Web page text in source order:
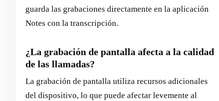
guarda las grabaciones directamente en la aplicación
Notes con la transcripción.
¿La grabación de pantalla afecta a la calidad
de las llamadas?
La grabación de pantalla utiliza recursos adicionales
del dispositivo, lo que puede afectar levemente al